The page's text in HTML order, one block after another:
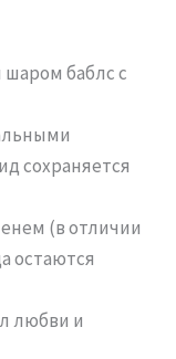
баблс с
сохраняется
(в отличии
остаются
любви и